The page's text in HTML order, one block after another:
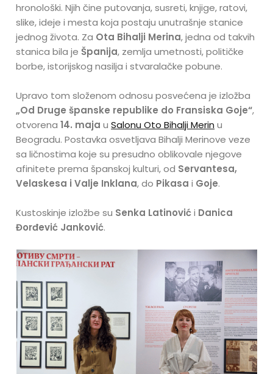
hronološki. Njih čine putovanja, susreti, knjige, ratovi,
slike, ideje i mesta koja postaju unutrašnje stanice
jednog života. Za Ota Bihalji Merina, jedna od takvih
stanica bila je Španija, zemlja umetnosti, političke
borbe, istorijskog nasilja i stvaralačke pobune.
Upravo tom složenom odnosu posvećena je izložba
„Od Druge španske republike do Fransiska Goje“,
otvorena14. maja uSalonu Oto Bihalji Merin u
Beogradu. Postavka osvetljava Bihalji Merinove veze
sa ličnostima koje su presudno oblikovale njegove
afinitete prema španskoj kulturi, od Servantesa,
Velaskesa i Valje Inklana, do Pikasa i Goje.
Kustoskinje izložbe su Senka Latinovići Danica
Đorđević Janković.